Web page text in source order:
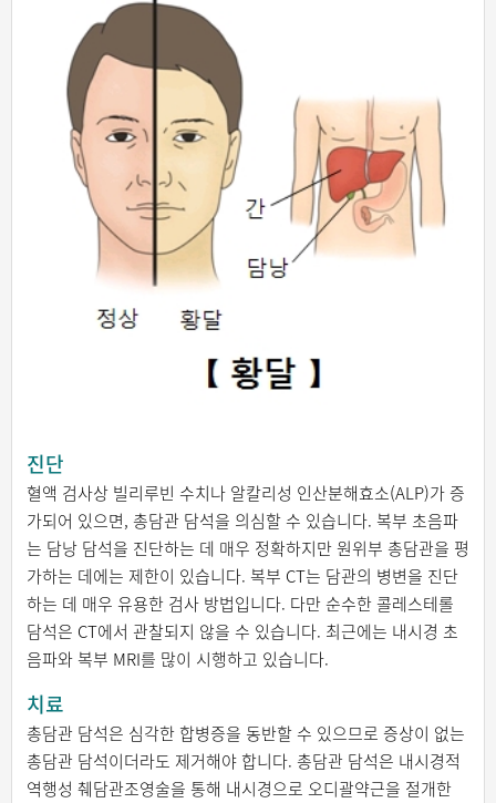
진단
혈액 검사상 빌리루빈 수치나 알칼리성 인산분해효소(ALP)가 증
가되어 있으면, 총담관 담석을 의심할 수 있습니다. 복부 초음파
는 담낭 담석을 진단하는 데 매우 정확하지만 원위부 총담관을 평
가하는 데에는 제한이 있습니다. 복부 CT는 담관의 병변을 진단
하는 데 매우 유용한 검사 방법입니다. 다만 순수한 콜레스테롤
담석은 CT에서 관찰되지 않을 수 있습니다. 최근에는 내시경 초
음파와 복부 MRI를 많이 시행하고 있습니다.
치료
총담관 담석은 심각한 합병증을 동반할 수 있으므로 증상이 없는
총담관 담석이더라도 제거해야 합니다. 총담관 담석은 내시경적
역행성 췌담관조영술을 통해 내시경으로 오디괄약근을 절개한